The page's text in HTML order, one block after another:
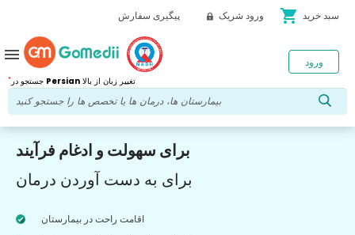
پیگیری سفارش ورود شریک shopping_cart سبد خرید
* Persian تغییر زبان از بالا
ورود menu
برای سهولت و ادغام فرآیند
برای به دست آوردن درمان
اقامت راحت در بیمارستان